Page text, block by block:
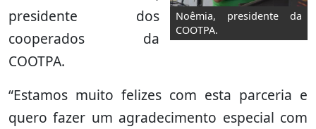
Noêmia, presidente da
COOTPA.
presidente dos
cooperados da
COOTPA.
“Estamos muito felizes com esta parceria e
quero fazer um agradecimento especial com